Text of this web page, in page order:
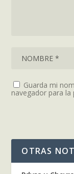
Guarda mi
navegador para
OTRAS